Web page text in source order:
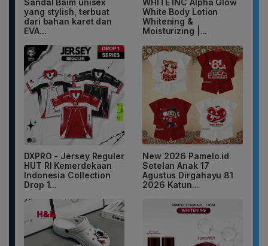
Sandal Baim unisex
yang stylish, terbuat
dari bahan karet dan
EVA...
WHITE INC Alpha Glow
White Body Lotion
Whitening &
Moisturizing |...
DXPRO - Jersey Reguler
HUT RI Kemerdekaan
Indonesia Collection
Drop 1...
New 2026 Pamelo.id
Setelan Anak 17
Agustus Dirgahayu 81
2026 Katun...